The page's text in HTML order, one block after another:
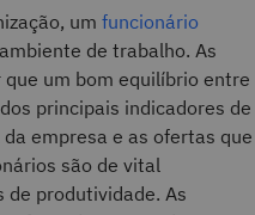
um funcionário
de trabalho. As
um bom equilíbrio entre
principais indicadores de
empresa e as ofertas que
são de vital
de produtividade. As